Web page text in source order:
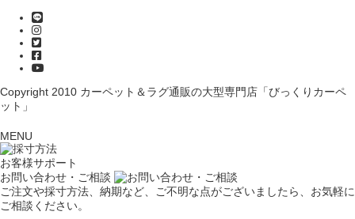
Copyright 2010 カーペット＆ラグ通販の大型専門店「びっくりカーペ
ット」
MENU
お客様サポート
お問い合わせ・ご相談
ご注文や採寸方法、納期など、ご不明な点がございましたら、お気軽に
ご相談ください。